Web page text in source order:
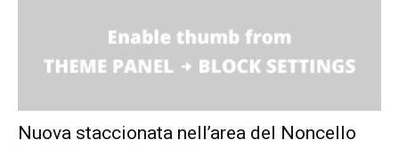
Nuova staccionata nell’area del Noncello